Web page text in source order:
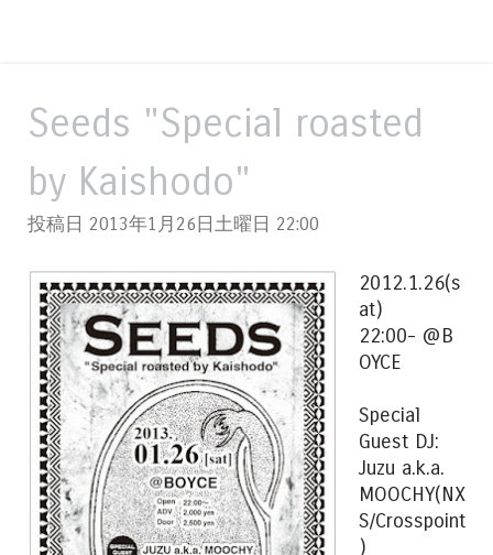
Seeds "Special roasted
by Kaishodo"
投稿日 2013年1月26日土曜日 22:00
2012.1.26(s
at)
22:00- @B
OYCE
Special
Guest DJ:
Juzu a.k.a.
MOOCHY(NX
S/Crosspoint
)